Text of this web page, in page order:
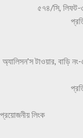
৫৭৪/সি, লিফট-
অ্যালিসন'স টাওয়ার, বাড়ি
প্রয়োজনীয় লিংক